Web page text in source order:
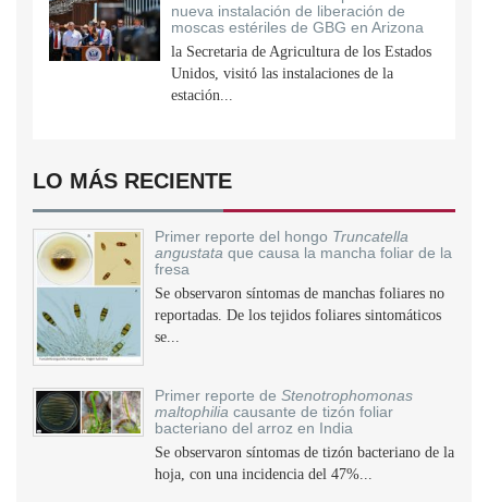
nueva instalación de liberación de
moscas estériles de GBG en Arizona
la Secretaria de Agricultura de los Estados
Unidos, visitó las instalaciones de la
estación...
LO MÁS RECIENTE
Primer reporte del hongo Truncatella
angustata que causa la mancha foliar de la
fresa
Se observaron síntomas de manchas foliares no
reportadas. De los tejidos foliares sintomáticos
se...
Primer reporte de Stenotrophomonas
maltophilia causante de tizón foliar
bacteriano del arroz en India
Se observaron síntomas de tizón bacteriano de la
hoja, con una incidencia del 47%...